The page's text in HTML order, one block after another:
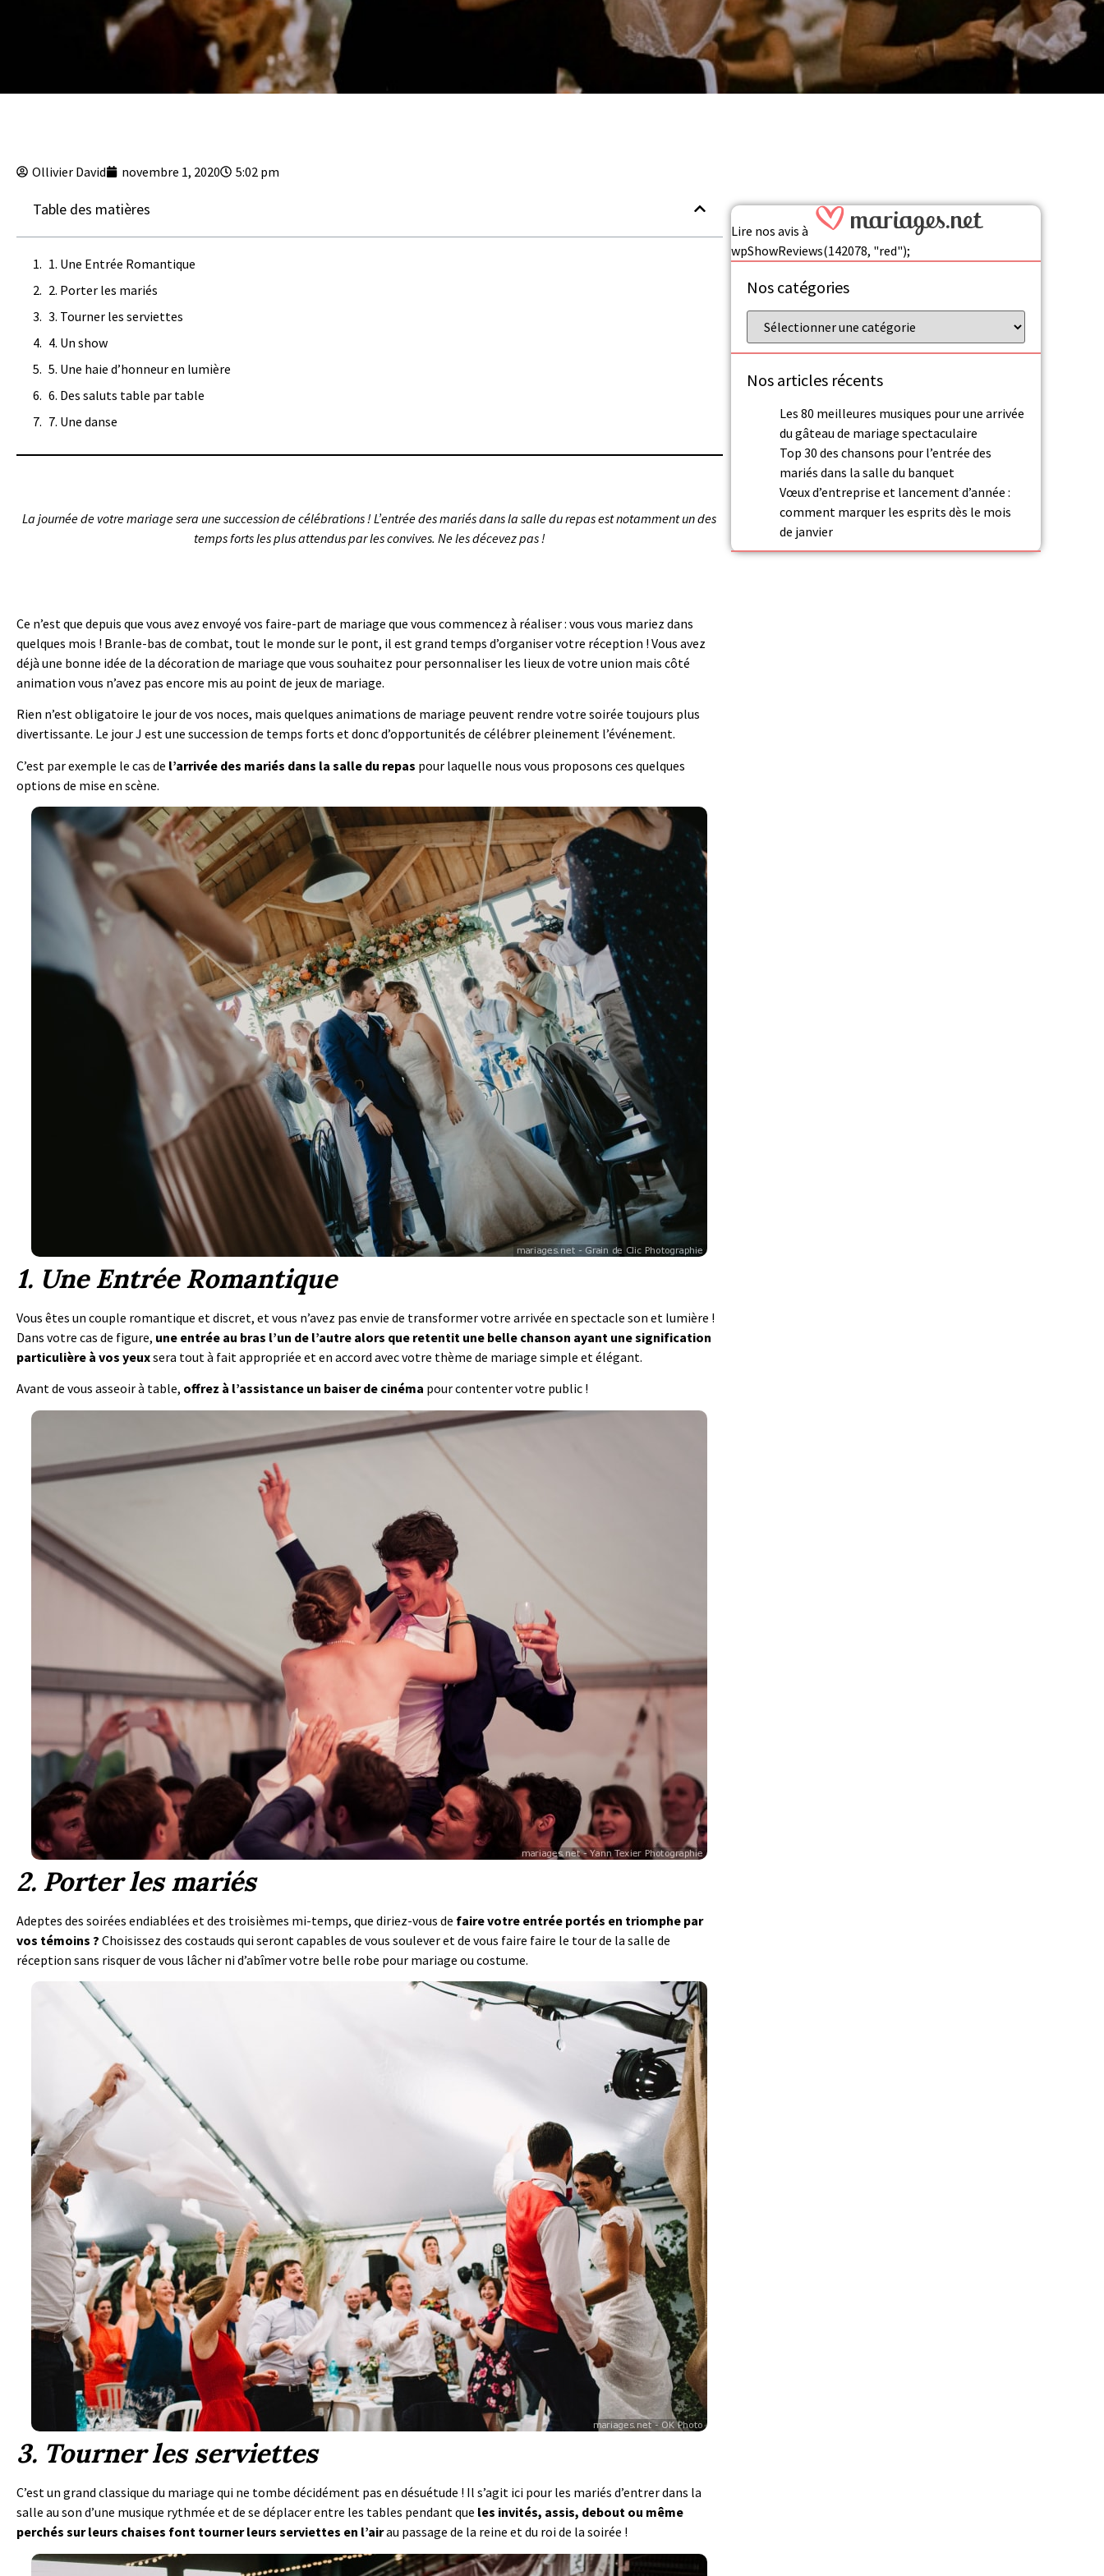
Ollivier David novembre 1, 2020 5:02 pm
Table des matières
1. Une Entrée Romantique
2. Porter les mariés
3. Tourner les serviettes
4. Un show
5. Une haie d’honneur en lumière
6. Des saluts table par table
7. Une danse
La journée de votre mariage sera une succession de célébrations ! L’entrée des mariés dans la salle du repas est notamment un des
temps forts les plus attendus par les convives. Ne les décevez pas !
Ce n’est que depuis que vous avez envoyé vos faire-part de mariage que vous commencez à réaliser : vous vous mariez dans
quelques mois ! Branle-bas de combat, tout le monde sur le pont, il est grand temps d’organiser votre réception ! Vous avez
déjà une bonne idée de la décoration de mariage que vous souhaitez pour personnaliser les lieux de votre union mais côté
animation vous n’avez pas encore mis au point de jeux de mariage.
Rien n’est obligatoire le jour de vos noces, mais quelques animations de mariage peuvent rendre votre soirée toujours plus
divertissante. Le jour J est une succession de temps forts et donc d’opportunités de célébrer pleinement l’événement.
C’est par exemple le cas de l’arrivée des mariés dans la salle du repas pour laquelle nous vous proposons ces quelques
options de mise en scène.
1. Une Entrée Romantique
Vous êtes un couple romantique et discret, et vous n’avez pas envie de transformer votre arrivée en spectacle son et lumière !
Dans votre cas de figure, une entrée au bras l’un de l’autre alors que retentit une belle chanson ayant une signification
particulière à vos yeuxsera tout à fait appropriée et en accord avec votre thème de mariage simple et élégant.
Avant de vous asseoir à table, offrez à l’assistance un baiser de cinéma pour contenter votre public !
2. Porter les mariés
Adeptes des soirées endiablées et des troisièmes mi-temps, que diriez-vous de faire votre entrée portés en triomphe par
vos témoins ? Choisissez des costauds qui seront capables de vous soulever et de vous faire faire le tour de la salle de
réception sans risquer de vous lâcher ni d’abîmer votre belle robe pour mariage ou costume.
3. Tourner les serviettes
C’est un grand classique du mariage qui ne tombe décidément pas en désuétude ! Il s’agit ici pour les mariés d’entrer dans la
salle au son d’une musique rythmée et de se déplacer entre les tables pendant que les invités, assis, debout ou même
perchés sur leurs chaises font tourner leurs serviettes en l’airau passage de la reine et du roi de la soirée !
Lire nos avis à
wpShowReviews(142078, "red");
Nos catégories
Nos articles récents
Les 80 meilleures musiques pour une arrivée
du gâteau de mariage spectaculaire
Top 30 des chansons pour l’entrée des
mariés dans la salle du banquet
Vœux d’entreprise et lancement d’année :
comment marquer les esprits dès le mois
de janvier